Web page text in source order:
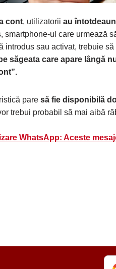
cont, utilizatorii au
smartphone-ul care urmează
introdus sau activat, trebuie
săgeata care apare lângă
pare să fie disponibilă
trebui probabil să mai aibă
WhatsApp: Aceste